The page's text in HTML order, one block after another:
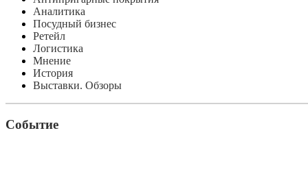
Аналитика
Посудный бизнес
Ретейл
Логистика
Мнение
История
Выставки. Обзоры
Событие